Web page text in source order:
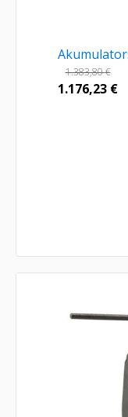
1.383,80€
1.176,23 €